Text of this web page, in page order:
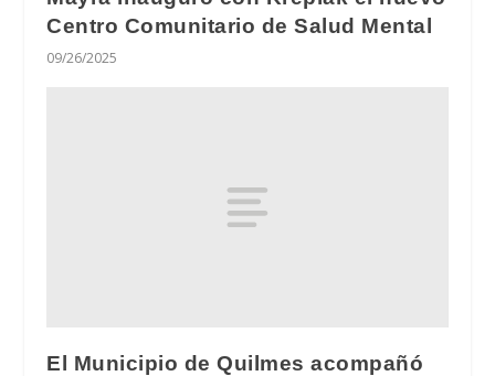
Centro Comunitario de Salud Mental
09/26/2025
El Municipio de Quilmes acompañó